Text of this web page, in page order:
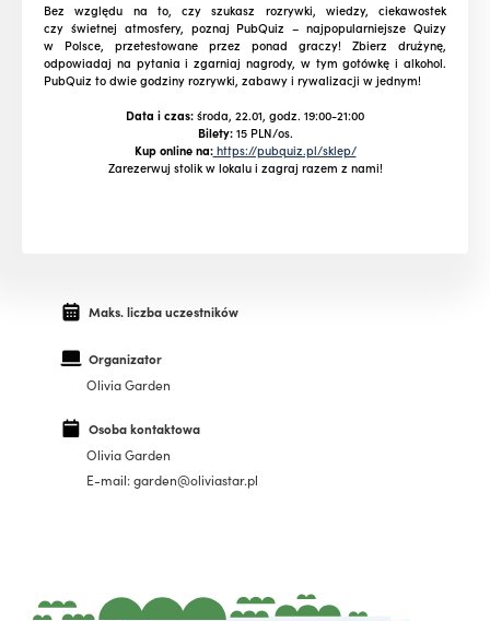
Bez względu na to, czy szukasz rozrywki, wiedzy, ciekawostek
czy świetnej atmosfery, poznaj PubQuiz – najpopularniejsze Quizy
w Polsce, przetestowane przez ponad graczy! Zbierz drużynę,
odpowiadaj na pytania i zgarniaj nagrody, w tym gotówkę i alkohol.
PubQuiz to dwie godziny rozrywki, zabawy i rywalizacji w jednym!
Data i czas:środa, 22.01, godz. 19:00-21:00
Bilety:15 PLN/os.
Kup online na:https://pubquiz.pl/sklep/
Zarezerwuj stolik w lokalu i zagraj razem z nami!
Maks. liczba uczestników
Organizator
Olivia Garden
Osoba kontaktowa
Olivia Garden
E-mail: garden@oliviastar.pl